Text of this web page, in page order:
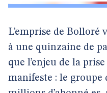
L’emprise de Bolloré
à une quinzaine de
que l’enjeu de la
manifeste : le groupe